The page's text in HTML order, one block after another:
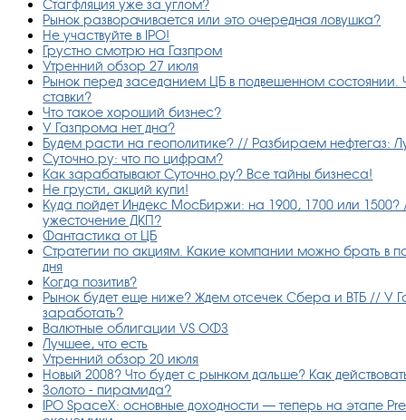
Стагфляция уже за углом?
Рынок разворачивается или это очередная ловушка?
Не участвуйте в IPO!
Грустно смотрю на Газпром
Утренний обзор 27 июля
Рынок перед заседанием ЦБ в подвешенном
ставки?
Что такое хороший бизнес?
У Газпрома нет дна?
Будем расти на геополитике? // Разбираем нефтегаз:
Суточно.ру: что по цифрам?
Как зарабатывают Суточно.ру? Все тайны бизнеса!
Не грусти, акций купи!
Куда пойдет Индекс МосБиржи: на 1900, 1700 или
ужесточение ДКП?
Фантастика от ЦБ
Стратегии по акциям. Какие компании можно брать в
дня
Когда позитив?
Рынок будет еще ниже? Ждем отсечек Сбера и ВТБ // У
заработать?
Валютные облигации VS ОФЗ
Лучшее, что есть
Утренний обзор 20 июля
Новый 2008? Что будет с рынком дальше? Как
Золото - пирамида?
IPO SpaceX: основные доходности — теперь на этапе